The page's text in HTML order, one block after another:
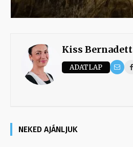
Kiss Bernadett
ADATLAP
NEKED AJÁNLJUK